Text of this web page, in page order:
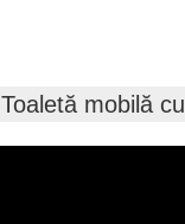
Toaletă mobilă